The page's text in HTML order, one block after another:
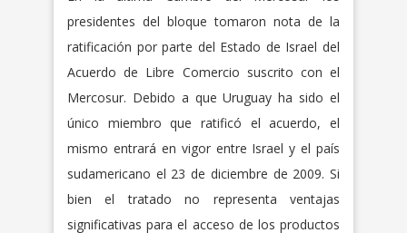
presidentes del bloque tomaron nota de la
ratificación por parte del Estado de Israel del
Acuerdo de Libre Comercio suscrito con el
Mercosur. Debido a que Uruguay ha sido el
único miembro que ratificó el acuerdo, el
mismo entrará en vigor entre Israel y el país
sudamericano el 23 de diciembre de 2009. Si
bien el tratado no representa ventajas
significativas para el acceso de los productos